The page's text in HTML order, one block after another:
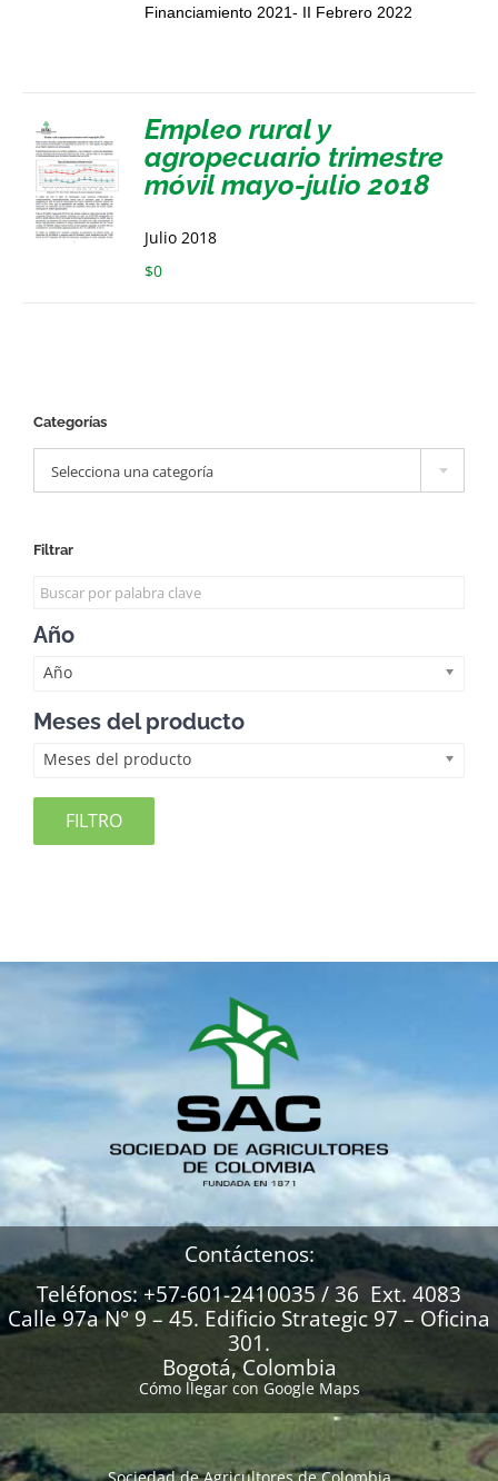
Financiamiento 2021- II Febrero 2022
Empleo rural y
agropecuario trimestre
móvil mayo-julio 2018
Julio 2018
$0
Categorías
Selecciona una categoría
Filtrar
Año
Año
Meses del producto
Meses del producto
FILTRO
Contáctenos:
Teléfonos: +57-601-2410035 / 36 Ext. 4083
Calle 97a N° 9 – 45. Edificio Strategic 97 – Oficina
301.
Bogotá, Colombia
Cómo llegar con Google Maps
Sociedad de Agricultores de Colombia